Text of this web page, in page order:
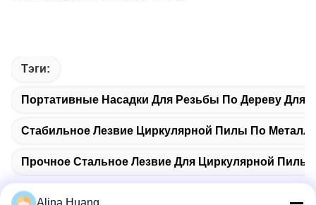
Тэги:
Портативные Насадки Для Резьбы По Дереву Для
Стабильное Лезвие Циркулярной Пилы По Металлу
Прочное Стальное Лезвие Для Циркулярной Пилы
Alina Huang